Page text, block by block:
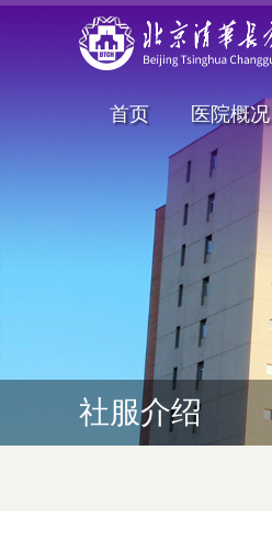
首页 医院概况
社服介绍